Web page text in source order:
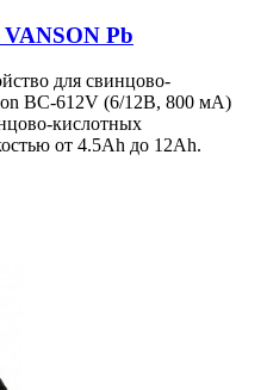
Pb
для свинцово-
BC-612V (6/12В, 800 мА)
кислотных
от 4.5Аh до 12Аh.